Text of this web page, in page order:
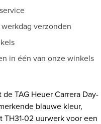
verzonden
in één van onze winkels
TAG Heuer Carrera Day-
blauwe kleur,
TH31-02 uurwerk voor een